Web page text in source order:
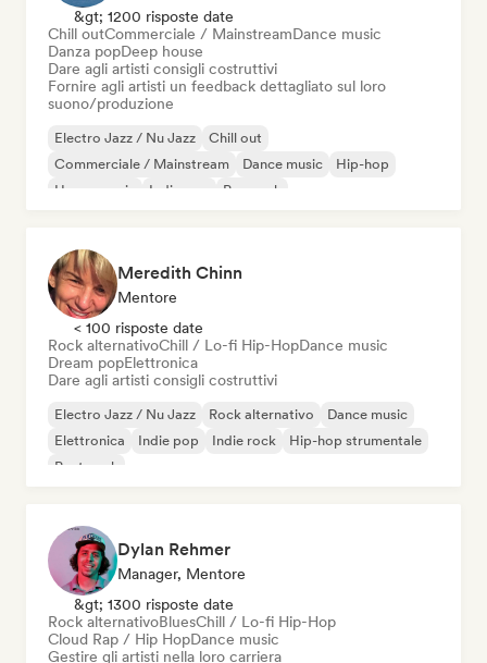
&gt; 1200 risposte date
Chill outCommerciale / MainstreamDance music
Danza popDeep house
Dare agli artisti consigli costruttivi
Fornire agli artisti un feedback dettagliato sul loro
suono/produzione
Electro Jazz / Nu Jazz
Chill out
Commerciale / Mainstream
Dance music
Hip-hop
House music
Indie pop Pop rock
Meredith Chinn
Mentore
< 100 risposte date
Rock alternativoChill / Lo-fi Hip-HopDance music
Dream popElettronica
Dare agli artisti consigli costruttivi
Electro Jazz / Nu Jazz Rock alternativo
Dance music
Elettronica
Indie pop Indie rock
Hip-hop strumentale
Post punk
Dylan Rehmer
Manager, Mentore
&gt; 1300 risposte date
Rock alternativoBluesChill / Lo-fi Hip-Hop
Cloud Rap / Hip HopDance music
Gestire gli artisti nella loro carriera